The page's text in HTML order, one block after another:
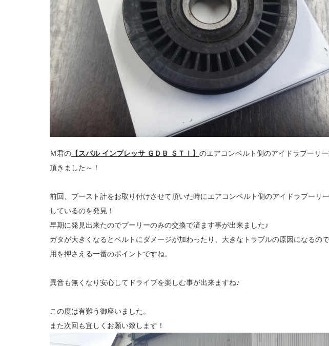
Ｍ君の 【スバル インプレッサ ＧＤＢ ＳＴＩ】 のエアコンベルト側のアイドラプーリ
頂きました～！
前回、ブースト計をお取り付けさせて頂いた時にエアコンベルト側のアイドラプーリ
しているのを発見！
早期に発見出来たのでプーリーのみの交換で済ます事が出来ました♪
ガタが大きくなるとベルトにダメージが加わったり、大きなトラブルの原因になるの
用を押さえる一番のポイントですね。
異音も無くなり安心してドライブを楽しむ事が出来ますね♪
この度は有難う御座いました。
また次回も宜しくお願い致します！